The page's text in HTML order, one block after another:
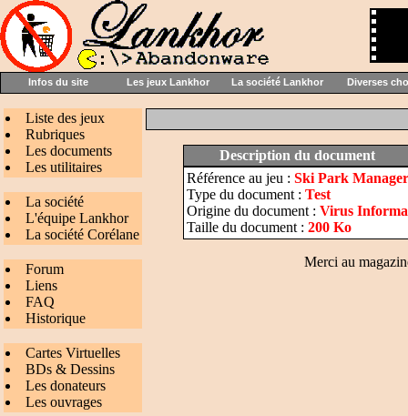
Infos du site Les jeux Lankhor La société Lankhor Diverses
Liste des jeux
Rubriques
Les documents
Les utilitaires
La société
L'équipe Lankhor
La société Corélane
Forum
Liens
FAQ
Historique
Cartes Virtuelles
BDs & Dessins
Les donateurs
Les ouvrages
Description du document
Référence au jeu : Ski Park Manager
Type du document : Test
Origine du document : Virus
Taille du document : 200 Ko
Merci au